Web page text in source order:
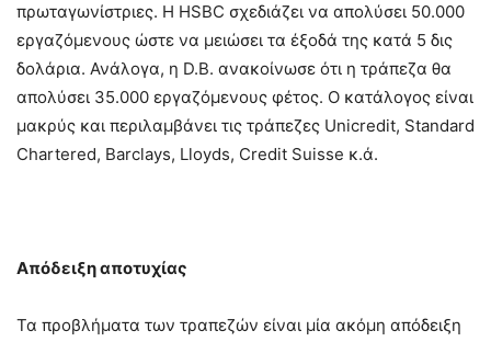
πρωταγωνίστριες. Η HSBC σχεδιάζει να απολύσει 50.000
εργαζόμενους ώστε να μειώσει τα έξοδά της κατά 5 δις
δολάρια. Ανάλογα, η D.B. ανακοίνωσε ότι η τράπεζα θα
απολύσει 35.000 εργαζόμενους φέτος. Ο κατάλογος είναι
μακρύς και περιλαμβάνει τις τράπεζες Unicredit, Standard
Chartered, Barclays, Lloyds, Credit Suisse κ.ά.
Απόδειξη αποτυχίας
Τα προβλήματα των τραπεζών είναι μία ακόμη απόδειξη